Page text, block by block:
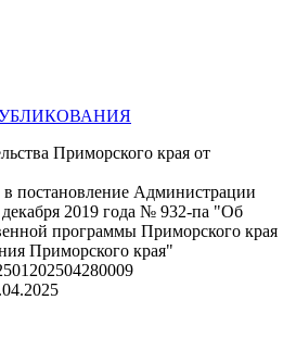
Приморского края от
постановление Администрации
2019 года № 932-па "Об
программы Приморского края
Приморского края"